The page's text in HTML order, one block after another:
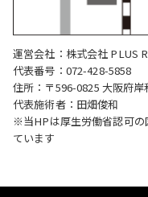
運営会社：株式会社 PLUS
代表番号：072-428-5858
住所：〒596-0825 大阪府
代表施術者：田畑俊和
※当HPは厚生労働省認可の
ています